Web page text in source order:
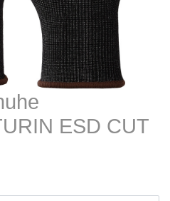
ESD CUT